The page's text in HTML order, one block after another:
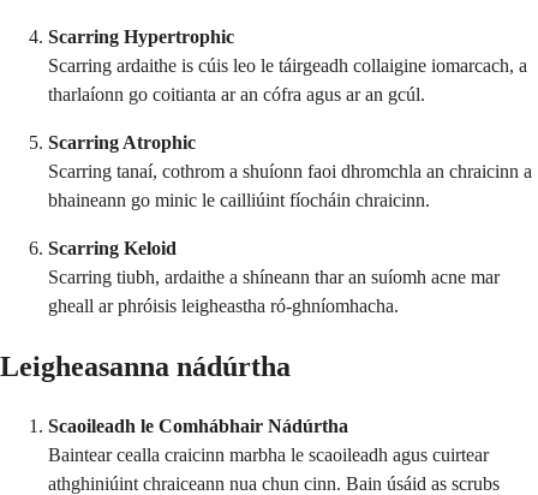
Scarring Hypertrophic
Scarring ardaithe is cúis leo le táirgeadh collaigine iomarcach, a
tharlaíonn go coitianta ar an cófra agus ar an gcúl.
Scarring Atrophic
Scarring tanaí, cothrom a shuíonn faoi dhromchla an chraicinn a
bhaineann go minic le cailliúint fíocháin chraicinn.
Scarring Keloid
Scarring tiubh, ardaithe a shíneann thar an suíomh acne mar
gheall ar phróisis leigheastha ró-ghníomhacha.
Leigheasanna nádúrtha
Scaoileadh le Comhábhair Nádúrtha
Baintear cealla craicinn marbha le scaoileadh agus cuirtear
athghiniúint chraiceann nua chun cinn. Bain úsáid as scrubs